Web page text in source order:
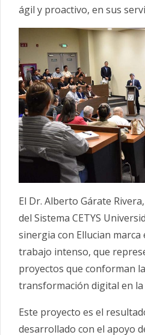
ágil y proactivo, en sus
El Dr. Alberto Gárate
del Sistema CETYS
sinergia con Ellucian
trabajo intenso, que
proyectos que conforman
transformación digital en
Este proyecto es el
desarrollado con el apoyo